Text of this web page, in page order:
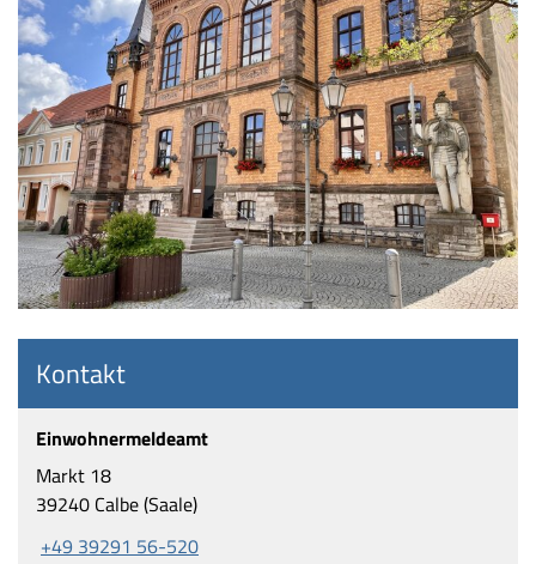
Kontakt
Einwohnermeldeamt
Markt 18
39240 Calbe (Saale)
+49 39291 56-520